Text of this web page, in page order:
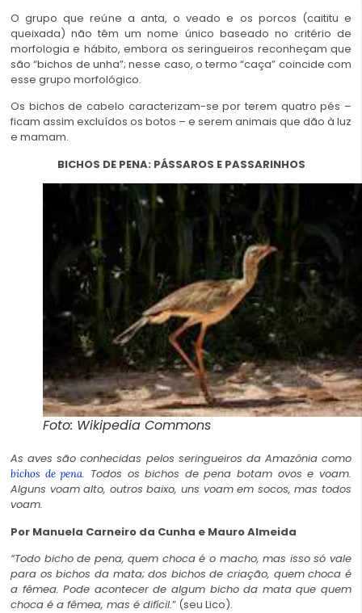
O grupo que reúne a anta, o veado e os porcos (caititu e
queixada) não têm um nome único baseado no critério de
morfologia e hábito, embora os seringueiros reconheçam que
são “bichos de unha”; nesse caso, o termo “caça” coincide com
esse grupo morfológico.
Os bichos de cabelo caracterizam-se por terem quatro pés –
ficam assim excluídos os botos – e serem animais que dão à luz
e mamam.
BICHOS DE PENA: PÁSSAROS E PASSARINHOS
Foto: Wikipedia Commons
As aves são conhecidas pelos seringueiros da Amazônia como
bichos de pena. Todos os bichos de pena botam ovos e voam.
Alguns voam alto, outros baixo, uns voam em socos, mas todos
voam.
Por Manuela Carneiro da Cunha e Mauro Almeida
“Todo bicho de pena, quem choca é o macho, mas isso só vale
para os bichos da mata; dos bichos de criação, quem choca é
a fêmea. Pode acontecer de algum bicho da mata que quem
choca é a fêmea, mas é difícil.” (seu Lico).